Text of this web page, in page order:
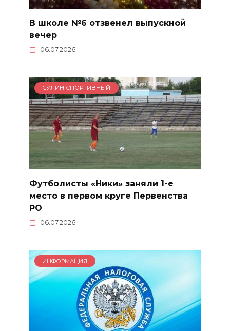
В школе №6 отзвенел выпускной
вечер
06.07.2026
СУЛИН СПОРТИВНЫЙ
Футболисты «Ники» заняли 1-е
место в первом круге Первенства
РО
06.07.2026
ИНФОРМАЦИЯ